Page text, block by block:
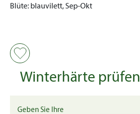
Blüte: blauvilett, Sep-Okt
Winterhärte prüfen
Geben Sie Ihre